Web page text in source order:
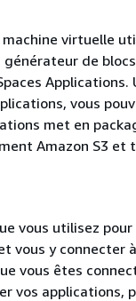
virtuelle
générateur de
Applications.
vous
met en
Amazon S3 et
vous utilisez pour
vous y connecter
vous êtes
vos applications,